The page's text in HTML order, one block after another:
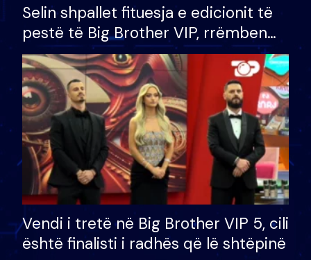
Selin shpallet fituesja e edicionit të
pestë të Big Brother VIP, rrëmben
çmimin e madh prej 100 mijë eurosh
Vendi i tretë në Big Brother VIP 5, cili
është finalisti i radhës që lë shtëpinë